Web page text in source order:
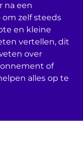
na een
zelf steeds
en kleine
vertellen, dit
over
of
alles op te